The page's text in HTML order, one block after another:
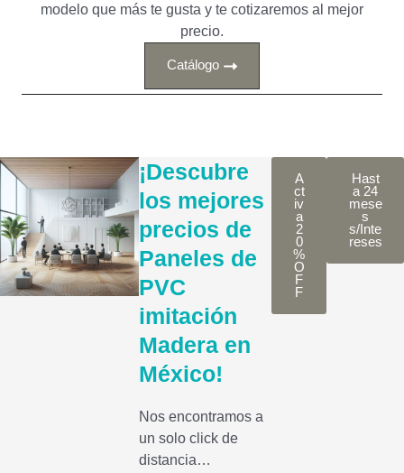
modelo que más te gusta y te cotizaremos al mejor
precio.
Catálogo
¡Descubre
los mejores
precios de
Paneles de
PVC
imitación
Madera en
México!
Nos encontramos a
un solo click de
distancia…
A
ct
iv
a
2
0
%
O
F
F
Hast
a 24
mese
s
s/Inte
reses